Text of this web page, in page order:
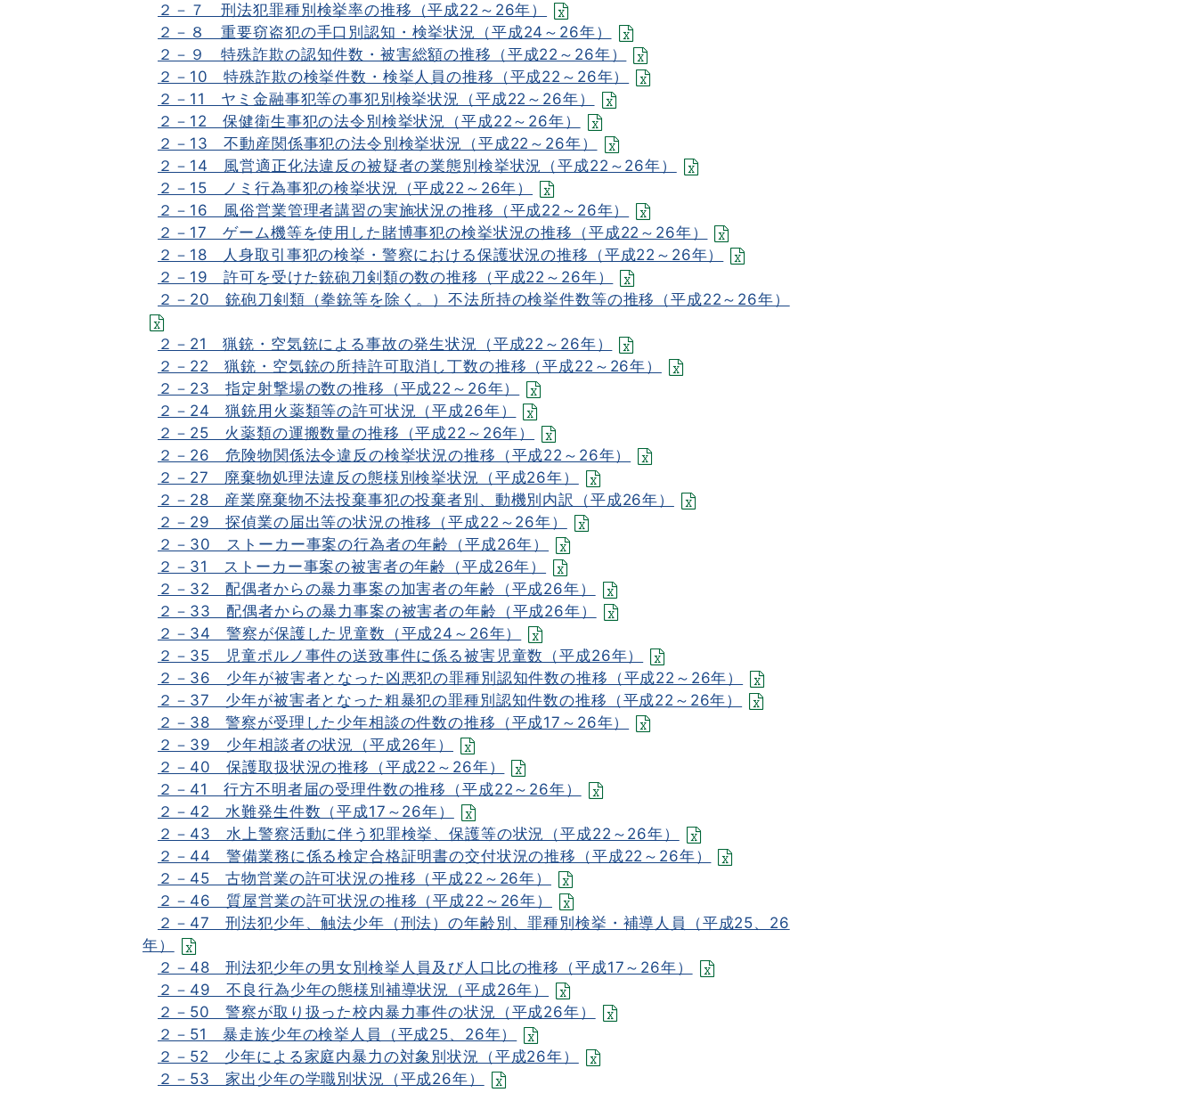
２－７ 刑法犯罪種別検挙率の推移（平成22～26年）
２－８ 重要窃盗犯の手口別認知・検挙状況（平成24～26年）
２－９ 特殊詐欺の認知件数・被害総額の推移（平成22～26年）
２－10 特殊詐欺の検挙件数・検挙人員の推移（平成22～26年）
２－11 ヤミ金融事犯等の事犯別検挙状況（平成22～26年）
２－12 保健衛生事犯の法令別検挙状況（平成22～26年）
２－13 不動産関係事犯の法令別検挙状況（平成22～26年）
２－14 風営適正化法違反の被疑者の業態別検挙状況（平成22～26年）
２－15 ノミ行為事犯の検挙状況（平成22～26年）
２－16 風俗営業管理者講習の実施状況の推移（平成22～26年）
２－17 ゲーム機等を使用した賭博事犯の検挙状況の推移（平成22～26年）
２－18 人身取引事犯の検挙・警察における保護状況の推移（平成22～26年）
２－19 許可を受けた銃砲刀剣類の数の推移（平成22～26年）
２－20 銃砲刀剣類（拳銃等を除く。）不法所持の検挙件数等の推移（平成22～26年）
２－21 猟銃・空気銃による事故の発生状況（平成22～26年）
２－22 猟銃・空気銃の所持許可取消し丁数の推移（平成22～26年）
２－23 指定射撃場の数の推移（平成22～26年）
２－24 猟銃用火薬類等の許可状況（平成26年）
２－25 火薬類の運搬数量の推移（平成22～26年）
２－26 危険物関係法令違反の検挙状況の推移（平成22～26年）
２－27 廃棄物処理法違反の態様別検挙状況（平成26年）
２－28 産業廃棄物不法投棄事犯の投棄者別、動機別内訳（平成26年）
２－29 探偵業の届出等の状況の推移（平成22～26年）
２－30 ストーカー事案の行為者の年齢（平成26年）
２－31 ストーカー事案の被害者の年齢（平成26年）
２－32 配偶者からの暴力事案の加害者の年齢（平成26年）
２－33 配偶者からの暴力事案の被害者の年齢（平成26年）
２－34 警察が保護した児童数（平成24～26年）
２－35 児童ポルノ事件の送致事件に係る被害児童数（平成26年）
２－36 少年が被害者となった凶悪犯の罪種別認知件数の推移（平成22～26年）
２－37 少年が被害者となった粗暴犯の罪種別認知件数の推移（平成22～26年）
２－38 警察が受理した少年相談の件数の推移（平成17～26年）
２－39 少年相談者の状況（平成26年）
２－40 保護取扱状況の推移（平成22～26年）
２－41 行方不明者届の受理件数の推移（平成22～26年）
２－42 水難発生件数（平成17～26年）
２－43 水上警察活動に伴う犯罪検挙、保護等の状況（平成22～26年）
２－44 警備業務に係る検定合格証明書の交付状況の推移（平成22～26年）
２－45 古物営業の許可状況の推移（平成22～26年）
２－46 質屋営業の許可状況の推移（平成22～26年）
２－47 刑法犯少年、触法少年（刑法）の年齢別、罪種別検挙・補導人員（平成25、26
年）
２－48 刑法犯少年の男女別検挙人員及び人口比の推移（平成17～26年）
２－49 不良行為少年の態様別補導状況（平成26年）
２－50 警察が取り扱った校内暴力事件の状況（平成26年）
２－51 暴走族少年の検挙人員（平成25、26年）
２－52 少年による家庭内暴力の対象別状況（平成26年）
２－53 家出少年の学職別状況（平成26年）